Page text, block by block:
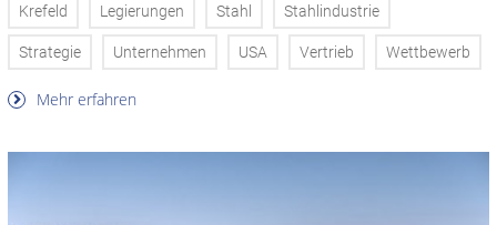
Krefeld Legierungen Stahl Stahlindustrie
Strategie Unternehmen USA Vertrieb Wettbewerb
Mehr erfahren